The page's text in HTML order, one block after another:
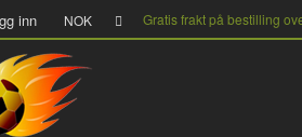
inn NOK Gratis frakt på bestilling